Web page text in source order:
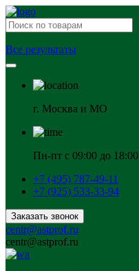
Все результаты
г. Москва и МО
Пн-пт с 09:00 до 18:00
+7 (495) 787-49-11
+7 (925) 533-33-94
Заказать звонок
centr@astprof.ru
centr@astprof.ru